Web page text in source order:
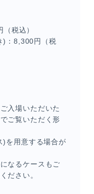
税込）
)：8,300円（税
入場いただいた
ご覧いただく形
)を用意する場合が
なるケースもご
ださい。